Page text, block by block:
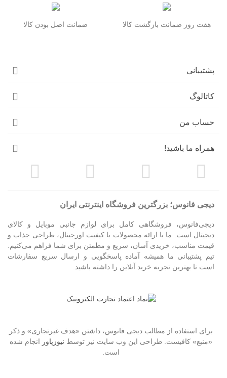
هفت روز ضمانت بازگشت کالا ضمانت اصل بودن کالا
پشتیبانی
کاتالوگ
حساب من
همراه ما باشید!
دیجی فانوس؛ بزرگترین فروشگاه اینترنتی ایران
دیجی‌فانوس، فروشگاهی کامل برای لوازم جانبی موبایل و کالای
دیجیتال است. ما با ارائه محصولات با کیفیت اورجینال، طراحی جذاب و
قیمت مناسب، خریدی آسان، سریع و مطمئن برای شما فراهم می‌کنیم.
تیم پشتیبانی ما همیشه آماده پاسخگویی و ارسال سریع سفارشات
است تا بهترین تجربه خرید آنلاین را داشته باشید.
برای استفاده از مطالب دیجی فانوس، داشتن «هدف غیرتجاری» و ذکر
«منبع» کافیست. طراحی این وب سایت نیز توسط نیوزپاور انجام شده
است.